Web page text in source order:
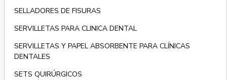
SELLADORES DE FISURAS
SERVILLETAS PARA CLINICA DENTAL
SERVILLETAS Y PAPEL ABSORBENTE PARA CLÍNICAS
DENTALES
SETS QUIRÚRGICOS